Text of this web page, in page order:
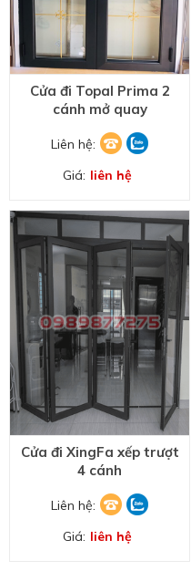
Cửa đi Topal Prima 2
cánh mở quay
Liên hệ:
Giá: liên hệ
Cửa đi XingFa xếp trượt
4 cánh
Liên hệ:
Giá: liên hệ